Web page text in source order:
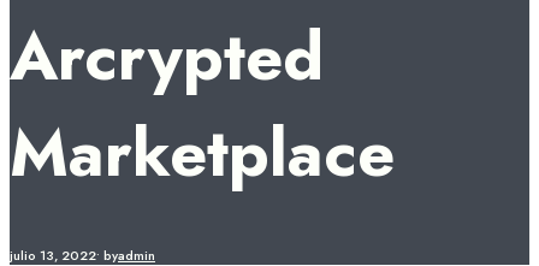
Arcrypted
Marketplace
julio 13, 2022• byadmin